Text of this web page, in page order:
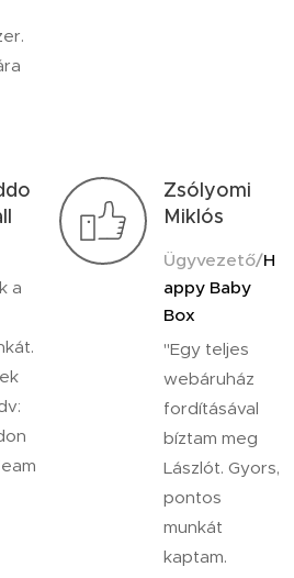
a
Zsólyomi
Miklós
Ügyvezető/H
appy Baby
Box
"Egy teljes
webáruház
fordításával
bíztam meg
Lászlót. Gyors,
pontos
munkát
kaptam.